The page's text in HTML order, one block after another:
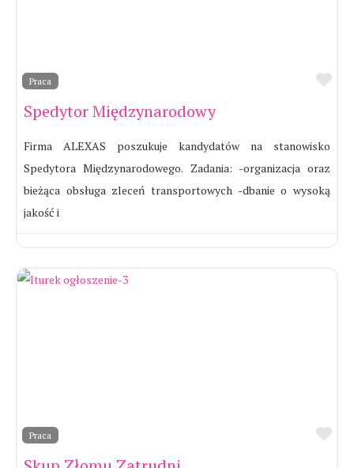
Praca
Spedytor Międzynarodowy
Firma ALEXAS poszukuje kandydatów na stanowisko
Spedytora Międzynarodowego. Zadania: -organizacja oraz
bieżąca obsługa zleceń transportowych -dbanie o wysoką
jakość i
Praca